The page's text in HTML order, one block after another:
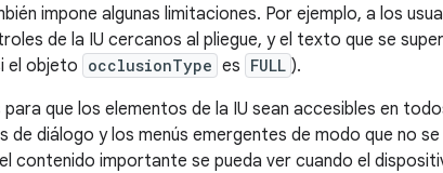
impone algunas limitaciones. Por ejemplo, a los
de la IU cercanos al pliegue, y el texto que se
el objeto occlusionType es FULL ).
para que los elementos de la IU sean accesibles en
de diálogo y los menús emergentes de modo que no se
contenido importante se pueda ver cuando el